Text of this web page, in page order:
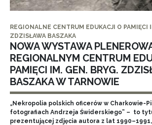
REGIONALNE CENTRUM EDUKACJI O PAMIĘCI
ZDZISŁAWA BASZAKA
NOWA WYSTAWA
REGIONALNYM CENTRUM
PAMIĘCI IM. GEN. BRYG.
BASZAKA W TARNOWIE
„Nekropolia polskich oficerów w Charkowie-
fotografiach Andrzeja Świderskiego” – to
prezentującej zdjęcia autora z lat